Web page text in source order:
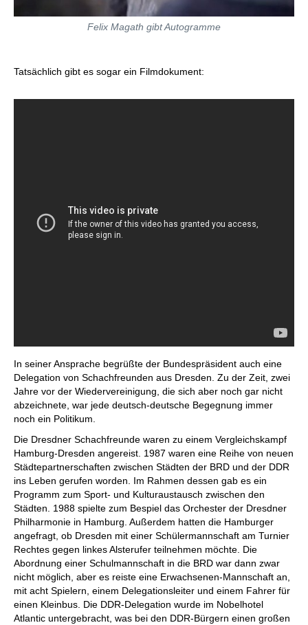
Felix Magath gibt Autogramme
Tatsächlich gibt es sogar ein Filmdokument:
In seiner Ansprache begrüßte der Bundespräsident auch eine
Delegation von Schachfreunden aus Dresden. Zu der Zeit, zwei
Jahre vor der Wiedervereinigung, die sich aber noch gar nicht
abzeichnete, war jede deutsch-deutsche Begegnung immer
noch ein Politikum.
Die Dresdner Schachfreunde waren zu einem Vergleichskampf
Hamburg-Dresden angereist. 1987 waren eine Reihe von neuen
Städtepartnerschaften zwischen Städten der BRD und der DDR
ins Leben gerufen worden. Im Rahmen dessen gab es ein
Programm zum Sport- und Kulturaustausch zwischen den
Städten. 1988 spielte zum Bespiel das Orchester der Dresdner
Philharmonie in Hamburg. Außerdem hatten die Hamburger
angefragt, ob Dresden mit einer Schülermannschaft am Turnier
Rechtes gegen linkes Alsterufer teilnehmen möchte. Die
Abordnung einer Schulmannschaft in die BRD war dann zwar
nicht möglich, aber es reiste eine Erwachsenen-Mannschaft an,
mit acht Spielern, einem Delegationsleiter und einem Fahrer für
einen Kleinbus. Die DDR-Delegation wurde im Nobelhotel
Atlantic untergebracht, was bei den DDR-Bürgern einen großen